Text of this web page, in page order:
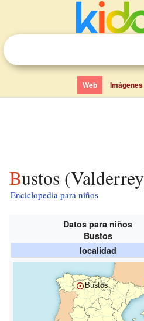
Web Imágenes
Bustos
Enciclopedia para niños
Datos para niños
Bustos
localidad
Bustos